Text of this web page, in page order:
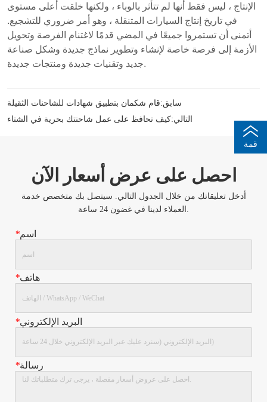
سابق:قام شكمان بتطبيق شهادات للشاحنات الثقيلة
التالي:كيف تحافظ على عمل شاحنتك بحرية في الشتاء
احصل على عرض أسعار الآن
أدخل تعليقاتك من خلال الجدول التالي. سيتصل بك متخصص خدمة
العملاء لدينا في غضون 24 ساعة.
*اسم
*هاتف
*البريد الإلكتروني
*رسالة
قمة